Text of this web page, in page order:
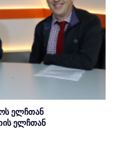
ელჩთან
ელჩთან